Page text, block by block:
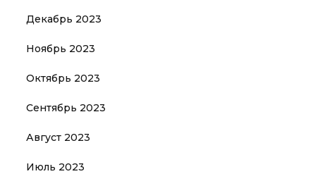
Декабрь 2023
Ноябрь 2023
Октябрь 2023
Сентябрь 2023
Август 2023
Июль 2023